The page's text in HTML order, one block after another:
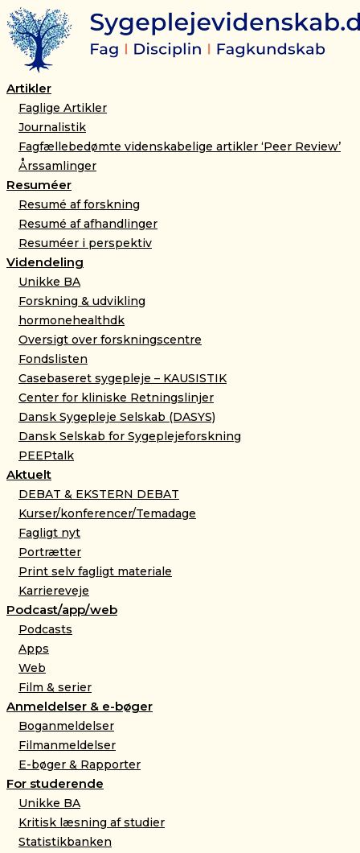
Gå
til
indholdet
Artikler
Faglige Artikler
Journalistik
Fagfællebedømte videnskabelige artikler ‘Peer Review’
Årssamlinger
Resuméer
Resumé af forskning
Resumé af afhandlinger
Resuméer i perspektiv
Videndeling
Unikke BA
Forskning & udvikling
hormonehealthdk
Oversigt over forskningscentre
Fondslisten
Casebaseret sygepleje – KAUSISTIK
Center for kliniske Retningslinjer
Dansk Sygepleje Selskab (DASYS)
Dansk Selskab for Sygeplejeforskning
PEEPtalk
Aktuelt
DEBAT & EKSTERN DEBAT
Kurser/konferencer/Temadage
Fagligt nyt
Portrætter
Print selv fagligt materiale
Karriereveje
Podcast/app/web
Podcasts
Apps
Web
Film & serier
Anmeldelser & e-bøger
Boganmeldelser
Filmanmeldelser
E-bøger & Rapporter
For studerende
Unikke BA
Kritisk læsning af studier
Statistikbanken